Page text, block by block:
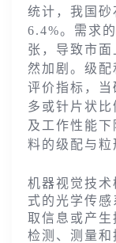
统计，我国
6.4%。需求
张，导致市
然加剧。级
评价指标，
多或针片状
及工作性能
料的级配与粒
机器视觉技 术
式的光学传
取信息或产
检测、测量